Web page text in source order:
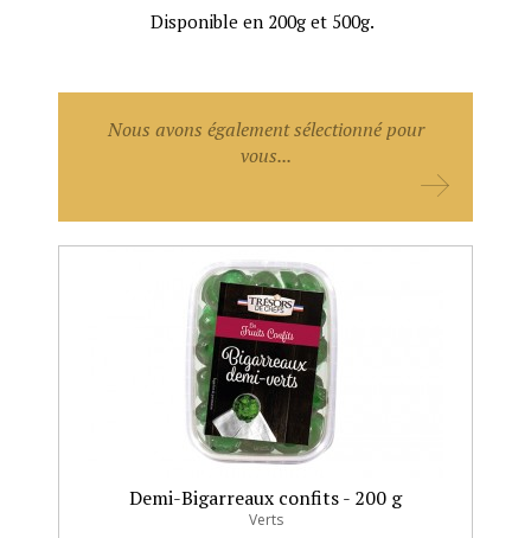
Disponible en 200g et 500g.
Nous avons également sélectionné pour
vous...
Demi-Bigarreaux confits - 200 g
Verts